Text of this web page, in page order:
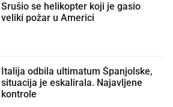
Srušio se helikopter koji je gasio
veliki požar u Americi
Italija odbila ultimatum Španjolske,
situacija je eskalirala. Najavljene
kontrole